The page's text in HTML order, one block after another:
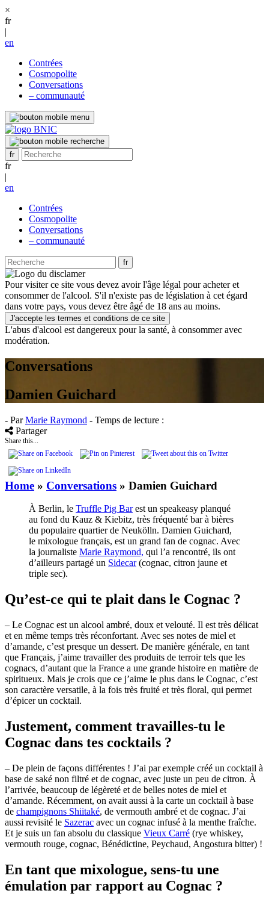
×
fr
|
en
Contrées
Cosmopolite
Conversations
– communauté
fr
|
en
Contrées
Cosmopolite
Conversations
– communauté
Pour visiter ce site vous devez avoir l'âge légal pour acheter et
consommer de l'alcool. S'il n'existe pas de législation à cet égard
dans votre pays, vous devez être âgé de 18 ans au moins.
J'accepte les termes et conditions de ce site
L'abus d'alcool est dangereux pour la santé, à consommer avec
modération.
Conversations
Damien Guichard
- ParMarie Raymond - Temps de lecture :
Partager
Share this...
Home » Conversations » Damien Guichard
À Berlin, le Truffle Pig Barest un speakeasy planqué
au fond du Kauz & Kiebitz, très fréquenté bar à bières
du populaire quartier de Neukölln. Damien Guichard,
le mixologue français, est un grand fan de cognac. Avec
la journaliste Marie Raymond, qui l’a rencontré, ils ont
d’ailleurs partagé un Sidecar(cognac, citron jaune et
triple sec).
Qu’est-ce qui te plait dans le Cognac ?
– Le Cognac est un alcool ambré, doux et velouté. Il est très délicat
et en même temps très réconfortant. Avec ses notes de miel et
d’amande, c’est presque un dessert. De manière générale, en tant
que Français, j’aime travailler des produits de terroir tels que les
cognacs, d’autant que la France a une grande histoire en matière de
spiritueux. Mais je crois que ce j’aime le plus dans le Cognac, c’est
son caractère versatile, à la fois très fruité et très floral, qui permet
d’épicer un cocktail.
Justement, comment travailles-tu le
Cognac dans tes cocktails ?
– De plein de façons différentes ! J’ai par exemple créé un cocktail à
base de saké non filtré et de cognac, avec juste un peu de citron. À
l’arrivée, beaucoup de légèreté et de belles notes de miel et
d’amande. Récemment, on avait aussi à la carte un cocktail à base
de champignons Shiitaké, de vermouth ambré et de cognac. J’ai
aussi revisité le Sazerac avec un cognac infusé à la menthe fraîche.
Et je suis un fan absolu du classique Vieux Carré (rye whiskey,
vermouth rouge, cognac, Bénédictine, Peychaud, Angostura bitter) !
En tant que mixologue, sens-tu une
émulation par rapport au Cognac ?